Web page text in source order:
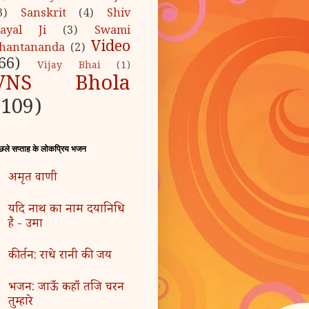
Sanskrit (4)
Shiv
Ji
(3)
Swami
(2) Video
Vijay Bhai (1)
Bhola
सप्ताह के लोकप्रिय भजन
अमृत वाणी
यदि नाथ का नाम दयानिधि
है - उमा
कीर्तन: राधे रानी की जय
भजन: जाऊँ कहाँ तजि चरन
तुम्हारे